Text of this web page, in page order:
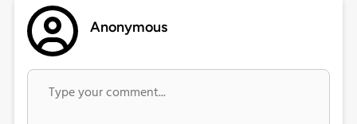
Anonymous